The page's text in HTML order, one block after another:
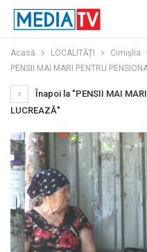
Acasă LOCALITĂȚI
Cimișlia
PENSII MAI MARI PENTRU
Înapoi la "PENSII MAI
LUCREAZĂ"